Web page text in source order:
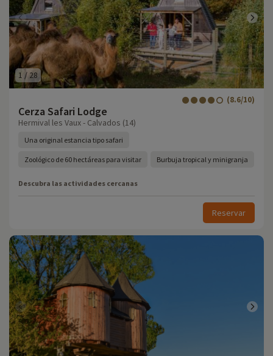
1 /28
Cerza Safari Lodge
(8.6/10)
Hermival les Vaux - Calvados (14)
Una original estancia tipo safari
Zoológico de 60 hectáreas para visitar Burbuja tropical y minigranja
Descubra las actividades cercanas
Reservar